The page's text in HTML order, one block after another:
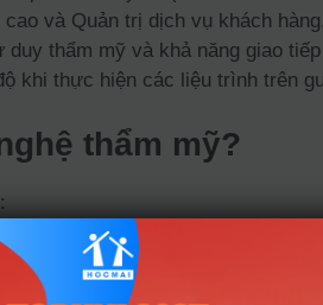
và Quản trị dịch vụ khách
thẩm mỹ và khả năng giao
khi thực hiện các liệu trình trên
thẩm mỹ?
thể dẫn đến hậu quả nghiêm